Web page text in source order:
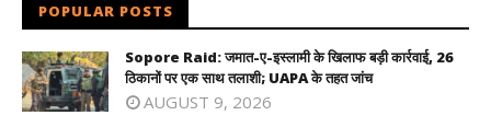
POPULAR POSTS
Sopore Raid: जमात-ए-इस्लामी के खिलाफ बड़ी कार्रवाई, 26
ठिकानों पर एक साथ तलाशी; UAPA के तहत जांच
AUGUST 9, 2026